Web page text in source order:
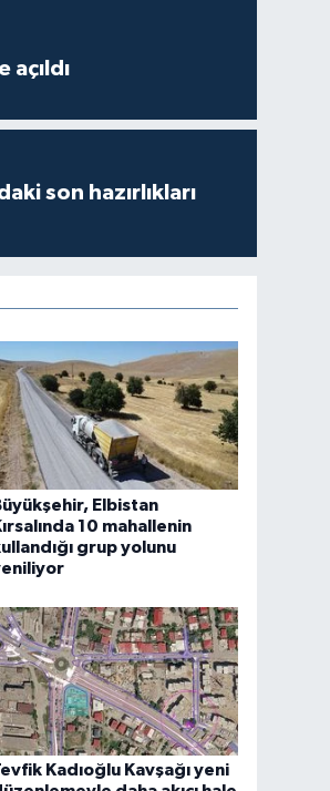
açıldı
son hazırlıkları
Elbistan
10 mahallenin
grup yolunu
Kadıoğlu Kavşağı yeni